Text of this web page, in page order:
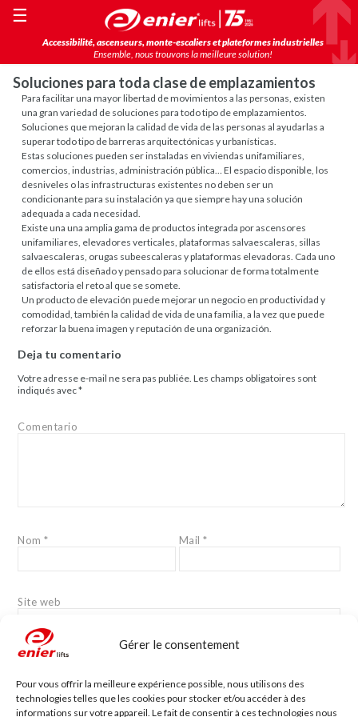
Gérer le consentement
Pour vous offrir la meilleure expérience possible, nous utilisons des
technologies telles que les cookies pour stocker et/ou accéder à des
informations sur votre appareil. Le fait de consentir à ces technologies nous
Accessibilité, ascenseurs, monte-escaliers et plateformes industrielles
Ensemble, nous trouvons la meilleure solution!
☰
Soluciones para toda clase de emplazamientos
Para facilitar una mayor libertad de movimientos a las personas, existen
una gran variedad de soluciones para todo tipo de emplazamientos.
Soluciones que mejoran la calidad de vida de las personas al ayudarlas a
superar todo tipo de barreras arquitectónicas y urbanísticas.
Estas soluciones pueden ser instaladas en viviendas unifamiliares,
comercios, industrias, administración pública… El espacio disponible, los
desniveles o las infrastructuras existentes no deben ser un
condicionante para su instalación ya que siempre hay una solución
adequada a cada necesidad.
Existe una una amplia gama de productos integrada por ascensores
unifamiliares, elevadores verticales, plataformas salvaescaleras, sillas
salvaescaleras, orugas subeescaleras y plataformas elevadoras. Cada uno
de ellos está diseñado y pensado para solucionar de forma totalmente
satisfactoria el reto al que se somete.
Un producto de elevación puede mejorar un negocio en productividad y
comodidad, también la calidad de vida de una família, a la vez que puede
reforzar la buena imagen y reputación de una organización.
Deja tu comentario
Votre adresse e-mail ne sera pas publiée. Les champs obligatoires sont
indiqués avec*
Comentario
Nom* Mail*
Site web